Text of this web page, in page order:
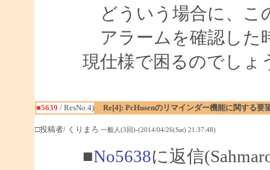
どういう場合に、こ
アラームを確認した
現仕様で困るのでしょ
■5639 / ResNo.4) Re[4]: PcHusenのリマインダー機能に関する要
□投稿者/ くりまろ 一般人(3回)-(2014/04/26(Sat) 21:37:48)
■No5638に返信